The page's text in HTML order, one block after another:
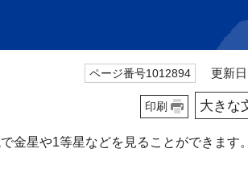
ページ番号1012894 更新日
印刷 大きな
金星や1等星などを見ることができます。